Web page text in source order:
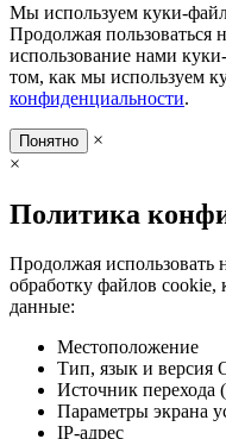
Мы используем куки-
Продолжая пользоваться
использование нами
том, как мы используем
конфиденциальности.
Понятно
×
×
Политика
Продолжая использовать
обработку файлов
данные:
Местоположение
Тип, язык и версия
Источник перехода
Параметры экрана
IP-адрес